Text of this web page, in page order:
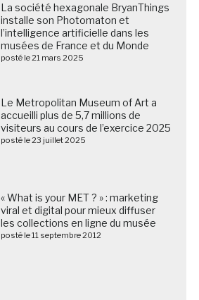
La société hexagonale BryanThings
installe son Photomaton et
l’intelligence artificielle dans les
musées de France et du Monde
posté le 21 mars 2025
Le Metropolitan Museum of Art a
accueilli plus de 5,7 millions de
visiteurs au cours de l’exercice 2025
posté le 23 juillet 2025
« What is your MET ? » : marketing
viral et digital pour mieux diffuser
les collections en ligne du musée
posté le 11 septembre 2012